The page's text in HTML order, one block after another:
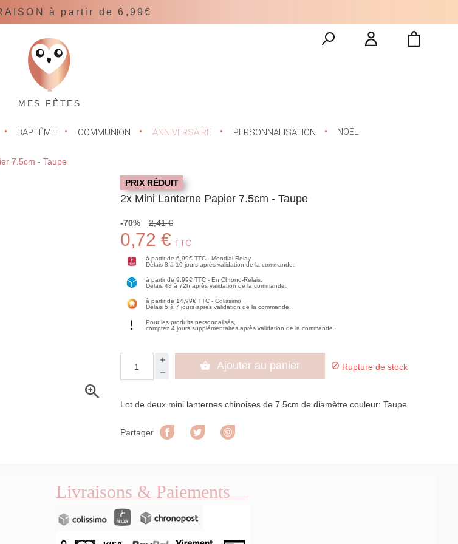
à partir de 6,99€
MES FÊTES
BAPTÊME COMMUNION ANNIVERSAIRE PERSONNALISATION NOËL
7.5cm - Taupe

PRIX RÉDUIT
2x Mini Lanterne Papier 7.5cm - Taupe
-70% 2,41 €
0,72 € TTC
à partir de 6,99€ TTC - Mondial Relay
Délais 8 à 10 jours après validation de la commande.
à partir de 9,99€ TTC - En Chrono-Relais.
Délais 48 à 72h après validation de la commande.
à partir de 14,99€ TTC - Colissimo
Délais 5 à 7 jours après validation de la commande.
Pour les produitspersonnalisés
comptez 4 jours supplémentaires après validation de la commande.
 Ajouter au panier  Rupture de stock
Lot de deux mini lanternes chinoises de 7.5cm de diamètre couleur: Taupe
Partager Partager Tweet
Livraisons & Paiements